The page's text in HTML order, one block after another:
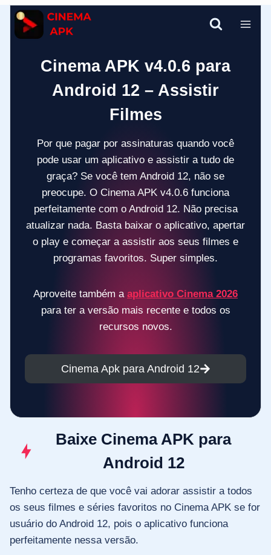
Pular
para
Cinema APK v4.0.6 para
Android 12 – Assistir
Filmes
Por que pagar por assinaturas quando você
pode usar um aplicativo e assistir a tudo de
graça? Se você tem Android 12, não se
preocupe. O Cinema APK v4.0.6 funciona
perfeitamente com o Android 12. Não precisa
atualizar nada. Basta baixar o aplicativo, apertar
o play e começar a assistir aos seus filmes e
programas favoritos. Super simples.
Aproveite também a aplicativo Cinema 2026
para ter a versão mais recente e todos os
recursos novos.
Cinema Apk para Android 12
Baixe Cinema APK para
Android 12
Tenho certeza de que você vai adorar assistir a todos
os seus filmes e séries favoritos no Cinema APK se for
usuário do Android 12, pois o aplicativo funciona
perfeitamente nessa versão.